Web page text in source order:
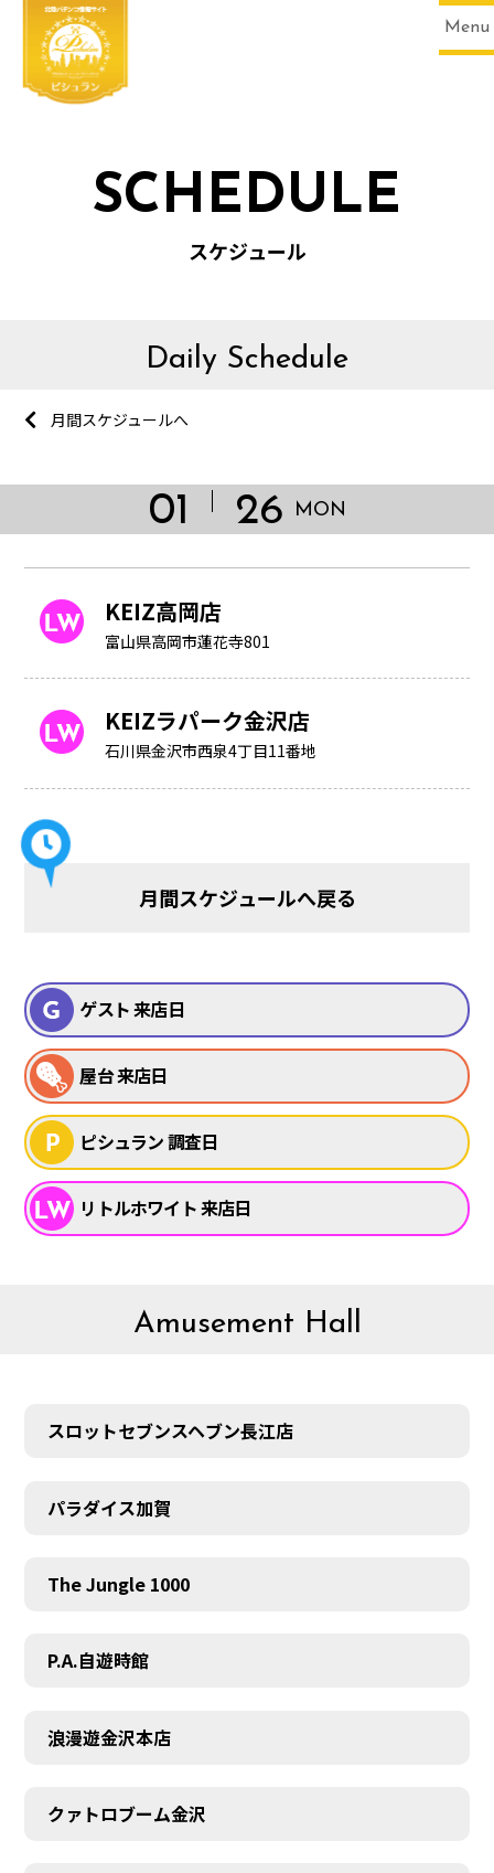
Menu
SCHEDULE
スケジュール
Daily Schedule
月間スケジュールへ
01 26 MON
KEIZ高岡店
富山県高岡市蓮花寺801
KEIZラパーク金沢店
石川県金沢市西泉4丁目11番地
月間スケジュールへ戻る
ゲスト 来店日
屋台 来店日
ピシュラン 調査日
リトルホワイト 来店日
Amusement Hall
スロットセブンスヘブン長江店
パラダイス加賀
The Jungle 1000
P.A.自遊時館
浪漫遊金沢本店
クァトロブーム金沢